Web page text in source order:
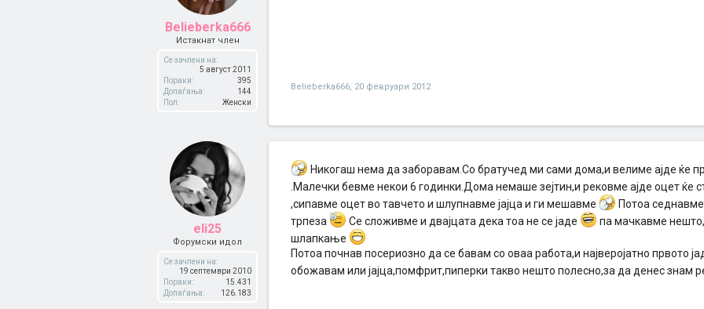
Belieberka666
Истакнат член
Се зачлени на:
5 август 2011
Пораки:
395
Допаѓања:
144
Пол:
Женски
Belieberka666, 20 февруари 2012
eli25
Форумски идол
Се зачлени на:
19 септември 2010
Пораки:
15.431
Допаѓања:
126.183
Никогаш нема да заборавам.Со братучед ми сами дома,и велиме ајде ќе
.Малечки бевме некои 6 годинки.Дома немаше зејтин,и рековме ајде оцет ќе
,сипавме оцет во тавчето и шлупнавме јајца и ги мешавме
Потоа
трпеза
Се сложивме и двајцата дека тоа не се јаде
па мачкавме
шлапкање
Потоа почнав посериозно да се бавам со оваа работа,и најверојатно првото
обожавам или јајца,помфрит,пиперки такво нешто полесно,за да денес знам